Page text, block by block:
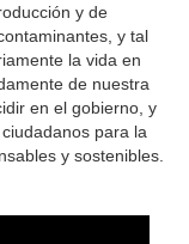
y de
y tal
la vida en
de nuestra
en el gobierno, y
para la
y sostenibles.